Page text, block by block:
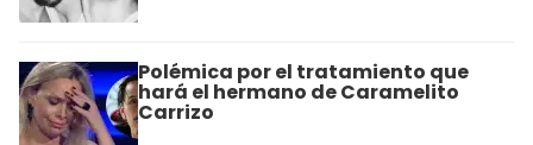
Polémica por el tratamiento que
hará el hermano de Caramelito
Carrizo